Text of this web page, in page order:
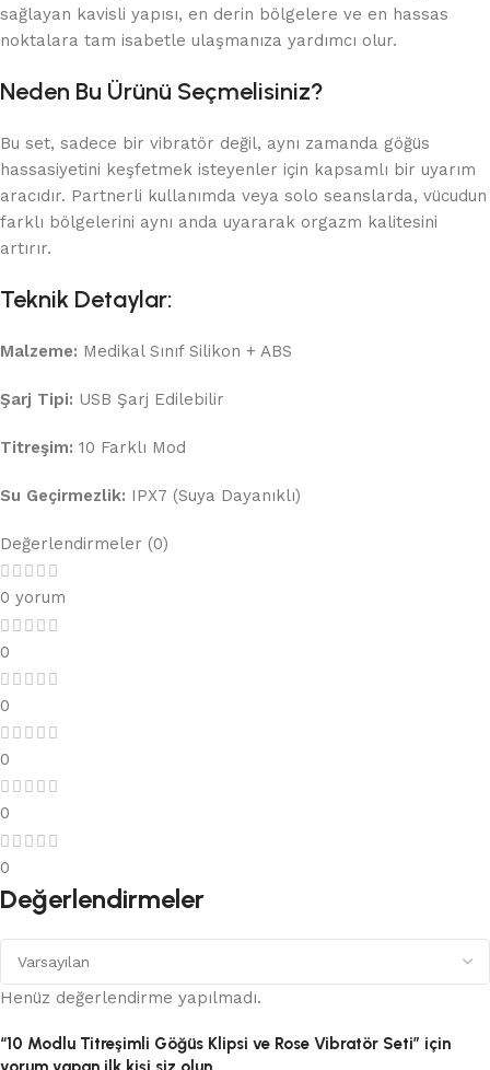
sağlayan kavisli yapısı, en derin bölgelere ve en hassas
noktalara tam isabetle ulaşmanıza yardımcı olur.
Neden Bu Ürünü Seçmelisiniz?
Bu set, sadece bir vibratör değil, aynı zamanda göğüs
hassasiyetini keşfetmek isteyenler için kapsamlı bir uyarım
aracıdır. Partnerli kullanımda veya solo seanslarda, vücudun
farklı bölgelerini aynı anda uyararak orgazm kalitesini
artırır.
Teknik Detaylar:
Malzeme: Medikal Sınıf Silikon + ABS
Şarj Tipi: USB Şarj Edilebilir
Titreşim: 10 Farklı Mod
Su Geçirmezlik: IPX7 (Suya Dayanıklı)
Değerlendirmeler (0)
0 yorum
0
0
0
0
0
Değerlendirmeler
Henüz değerlendirme yapılmadı.
“10 Modlu Titreşimli Göğüs Klipsi ve Rose Vibratör Seti” için